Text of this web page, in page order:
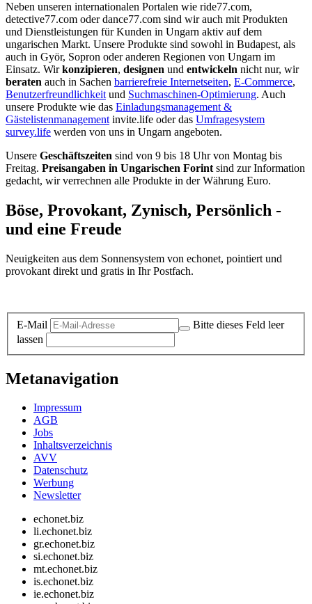
Neben unseren internationalen Portalen wie ride77.com,
detective77.com oder dance77.com sind wir auch mit Produkten
und Dienstleistungen für Kunden in Ungarn aktiv auf dem
ungarischen Markt. Unsere Produkte sind sowohl in Budapest, als
auch in Györ, Sopron oder anderen Regionen von Ungarn im
Einsatz. Wirkonzipieren, designen und entwickeln nicht nur, wir
beraten auch in Sachen barrierefreie Internetseiten, E-Commerce,
Benutzerfreundlichkeit und Suchmaschinen-Optimierung. Auch
unsere Produkte wie das Einladungsmanagement &
Gästelistenmanagement invite.life oder das Umfragesystem
survey.life werden von uns in Ungarn angeboten.
Unsere Geschäftszeiten sind von 9 bis 18 Uhr von Montag bis
Freitag. Preisangaben in Ungarischen Forint sind zur Information
gedacht, wir verrechnen alle Produkte in der Währung Euro.
Böse, Provokant, Zynisch, Persönlich -
und eine Freude
Neuigkeiten aus dem Sonnensystem von echonet, pointiert und
provokant direkt und gratis in Ihr Postfach.
E-Mail
Bitte dieses Feld leer
lassen
Metanavigation
Impressum
AGB
Jobs
Inhaltsverzeichnis
AVV
Datenschutz
Werbung
Newsletter
echonet.biz
li.echonet.biz
gr.echonet.biz
si.echonet.biz
mt.echonet.biz
is.echonet.biz
ie.echonet.biz